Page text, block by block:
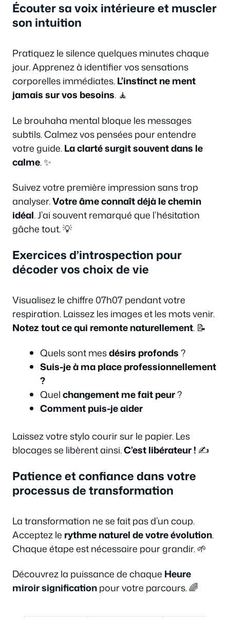
Écouter sa voix intérieure et muscler
son intuition
Pratiquez le silence quelques minutes chaque
jour. Apprenez à identifier vos sensations
corporelles immédiates.L’instinct ne ment
jamais sur vos besoins. 🧘
Le brouhaha mental bloque les messages
subtils. Calmez vos pensées pour entendre
votre guide.La clarté surgit souvent dans le
calme. ✨
Suivez votre première impression sans trop
analyser.Votre âme connaît déjà le chemin
idéal. J’ai souvent remarqué que l’hésitation
gâche tout. 💡
Exercices d’introspection pour
décoder vos choix de vie
Visualisez le chiffre 07h07 pendant votre
respiration. Laissez les images et les mots venir.
Notez tout ce qui remonte naturellement. 📝
Quels sont mesdésirs profonds?
Suis-je à ma place professionnellement
?
Quelchangement me fait peur?
Comment puis-je aider
Laissez votre stylo courir sur le papier. Les
blocages se libèrent ainsi.C’est libérateur !✍️
Patience et confiance dans votre
processus de transformation
La transformation ne se fait pas d’un coup.
Acceptez le rythme naturel de votre évolution.
Chaque étape est nécessaire pour grandir. 🌱
Découvrez la puissance de chaque Heure
miroir significationpour votre parcours. 🌈